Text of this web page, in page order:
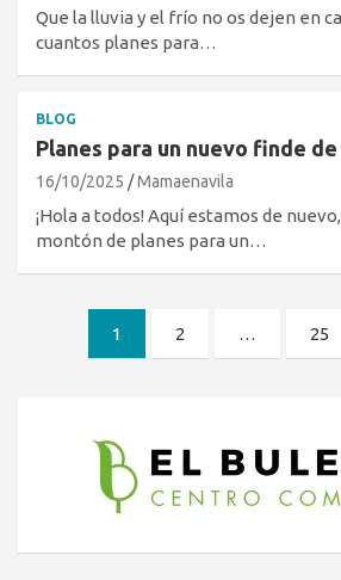
Que la lluvia y el frío no os dejen en
cuantos planes para…
BLOG
Planes para un nuevo finde
16/10/2025 Mamaenavila
¡Hola a todos! Aquí estamos de
montón de planes para un…
Paginación
1 2 … 25